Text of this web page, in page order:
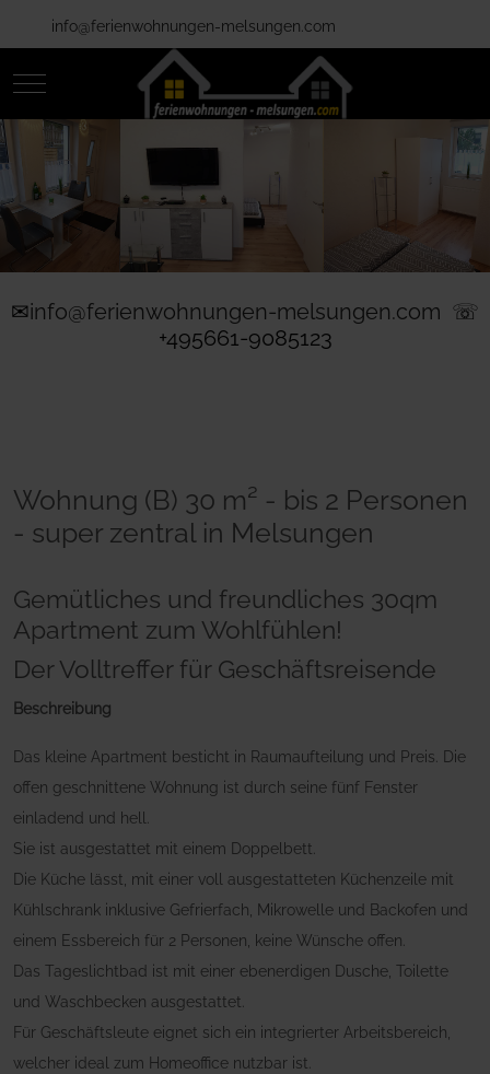
info@ferienwohnungen-melsungen.com
Mobile Menu Toggle
✉info@ferienwohnungen-melsungen.com ☏
+495661-9085123
Wohnung (B) 30 m² - bis 2 Personen
- super zentral in Melsungen
Gemütliches und freundliches 30qm
Apartment zum Wohlfühlen!
Der Volltreffer für Geschäftsreisende
Beschreibung
Das kleine Apartment besticht in Raumaufteilung und Preis. Die
offen geschnittene Wohnung ist durch seine fünf Fenster
einladend und hell.
Sie ist ausgestattet mit einem Doppelbett.
Die Küche lässt, mit einer voll ausgestatteten Küchenzeile mit
Kühlschrank inklusive Gefrierfach, Mikrowelle und Backofen und
einem Essbereich für 2 Personen, keine Wünsche offen.
Das Tageslichtbad ist mit einer ebenerdigen Dusche, Toilette
und Waschbecken ausgestattet.
Für Geschäftsleute eignet sich ein integrierter Arbeitsbereich,
welcher ideal zum Homeoffice nutzbar ist.